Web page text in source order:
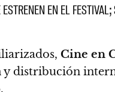
EN EL
Cine en
y distribución
.